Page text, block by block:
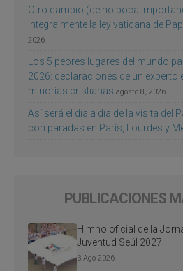
Otro cambio (de no poca
integralmente la ley vaticana de
2026
Los 5 peores lugares del mundo
2026: declaraciones de un experto
minorías cristianas agosto 8, 2026
Así será el día a día de la visita del
con paradas en París, Lourdes y
PUBLICACIONES
Himno oficial de la
Juventud Seúl 2027
3 Ago 2026